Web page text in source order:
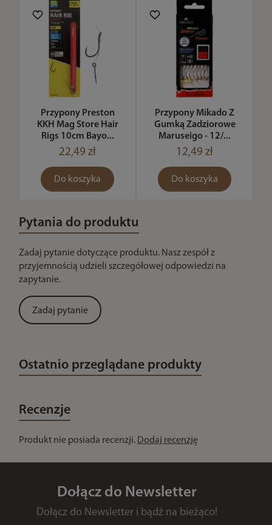
Przypony Preston
KKH Mag Store Hair
Rigs 10cm Bayo...
22,49 zł
Do koszyka
Przypony Mikado Z
Gumką Zadziorowe
Maruseigo - 12/...
12,49 zł
Do koszyka
Pytania do produktu
Zadaj pytanie dotyczące produktu. Nasz zespół z
przyjemnością udzieli szczegółowej odpowiedzi na
zapytanie.
Zadaj pytanie
Ostatnio przeglądane produkty
Recenzje
Produkt nie posiada recenzji. Dodaj recenzję
Dołącz do Newsletter
Dołącz do Newsletter i bądź na bieżąco!